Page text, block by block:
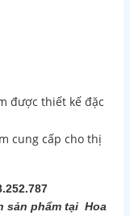
được thiết kế đặc
cung cấp cho thị
sản phẩm tại Hoa